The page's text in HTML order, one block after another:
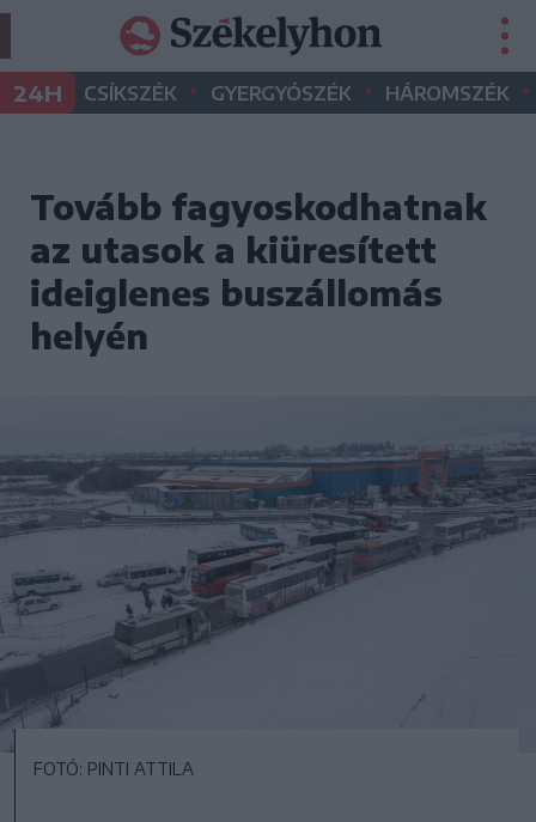
24H CSÍKSZÉK • GYERGYÓSZÉK • HÁROMSZÉK •
Tovább fagyoskodhatnak
az utasok a kiüresített
ideiglenes buszállomás
helyén
FOTÓ: PINTI ATTILA